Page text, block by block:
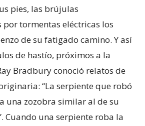
pies, las brújulas
tormentas eléctricas los
de su fatigado camino. Y así
de hastío, próximos a la
Bradbury conoció relatos de
“La serpiente que robó
una zozobra similar al de su
Cuando una serpiente roba la